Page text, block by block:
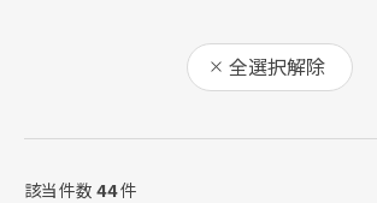
全選択解除
該当件数44件